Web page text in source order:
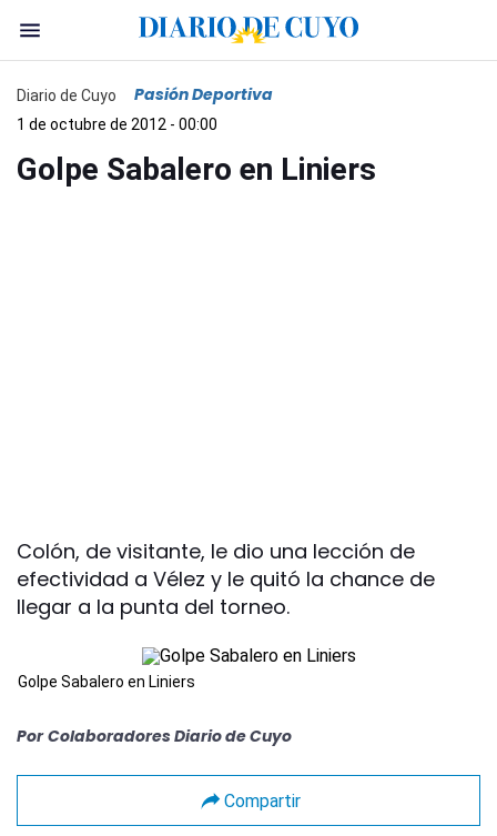
Diario de Cuyo Pasión Deportiva
1 de octubre de 2012 - 00:00
Golpe Sabalero en Liniers
Colón, de visitante, le dio una lección de
efectividad a Vélez y le quitó la chance de
llegar a la punta del torneo.
Golpe Sabalero en Liniers
Por Colaboradores Diario de Cuyo
Compartir